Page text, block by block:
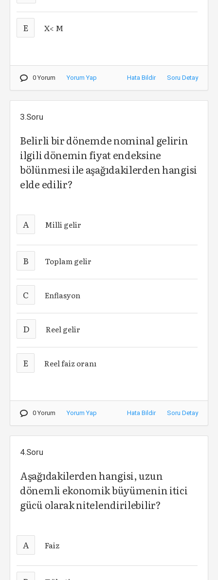
E X< M
0 Yorum Yorum Yap Hata Bildir Soru Detay
3.Soru
Belirli bir dönemde nominal gelirin
ilgili dönemin fiyat endeksine
bölünmesi ile aşağıdakilerden hangisi
elde edilir?
A Milli gelir
B Toplam gelir
C Enflasyon
D Reel gelir
E Reel faiz oranı
0 Yorum Yorum Yap Hata Bildir Soru Detay
4.Soru
Aşağıdakilerden hangisi, uzun
dönemli ekonomik büyümenin itici
gücü olarak nitelendirilebilir?
A Faiz